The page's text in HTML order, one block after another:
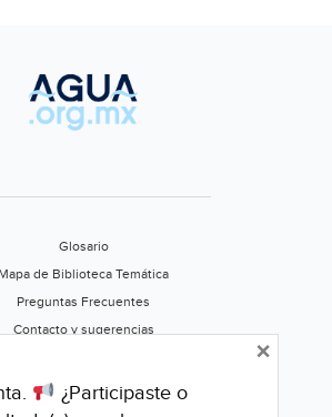
Glosario
Mapa de Biblioteca Temática
Preguntas Frecuentes
Contacto y sugerencias
Califica este portal
¿Participaste o
×